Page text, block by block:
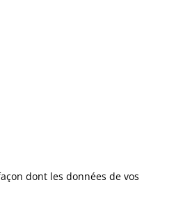
dont les données de vos